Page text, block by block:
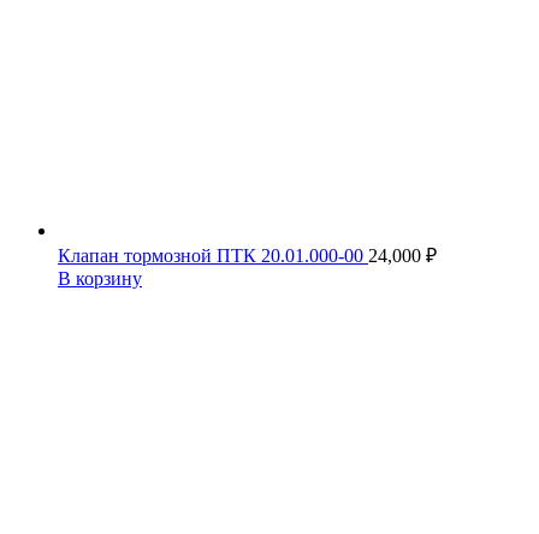
Клапан тормозной ПТК 20.01.000-00 24,000 ₽
В корзину